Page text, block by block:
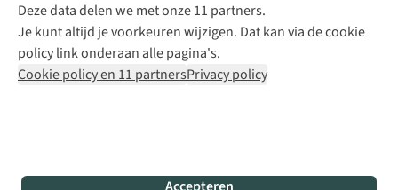
Deze data delen we met onze 11 partners.
Je kunt altijd je voorkeuren wijzigen. Dat kan via de cookie
policy link onderaan alle pagina's.
Cookie policy en 11 partnersPrivacy policy